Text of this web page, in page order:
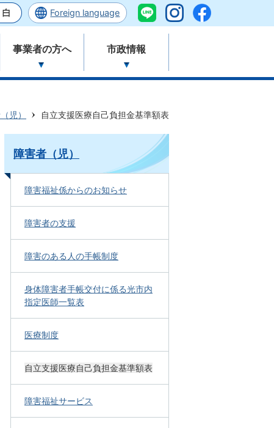
Foreign language
事業者の方へ 市政情報
児） 自立支援医療自己負担金基準額表
障害者（児）
障害福祉係からのお知らせ
障害者の支援
障害のある人の手帳制度
身体障害者手帳交付に係る光市内
指定医師一覧表
医療制度
自立支援医療自己負担金基準額表
障害福祉サービス